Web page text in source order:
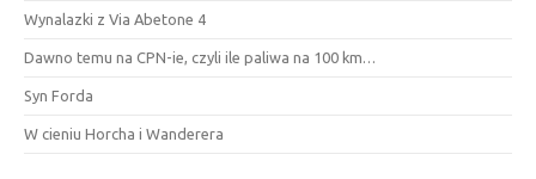
Wynalazki z Via Abetone 4
Dawno temu na CPN-ie, czyli ile paliwa na 100 km…
Syn Forda
W cieniu Horcha i Wanderera